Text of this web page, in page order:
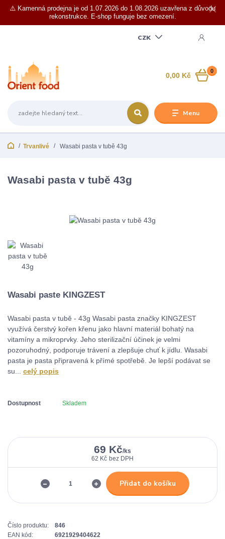
⚠️ Kamenná prodejna je od 1.07.2026 do 1.08.2026 uzavřena z důvodu
rekonstrukce. E-shop funguje bez omezení.
Menu
CZK
0
0,00 Kč
Trvanlivé Wasabi pasta v tubě 43g
Wasabi pasta v tubě 43g
Wasabi paste KINGZEST
Wasabi pasta v tubě - 43g Wasabi pasta značky KINGZEST
využívá čerstvý kořen křenu jako hlavní materiál bohatý na
vitamíny a mikroprvky. Jeho sterilizační účinek je velmi
pozoruhodný, podporuje trávení a zlepšuje chuť k jídlu. Wasabi
pasta je pasta připravená k přímé spotřebě. Je lepší podávat se
su... celý popis
Dostupnost Skladem
69 Kč/ks
62 Kč bez DPH
Přidat do košíku
Číslo produktu:
846
EAN kód:
6921929404622